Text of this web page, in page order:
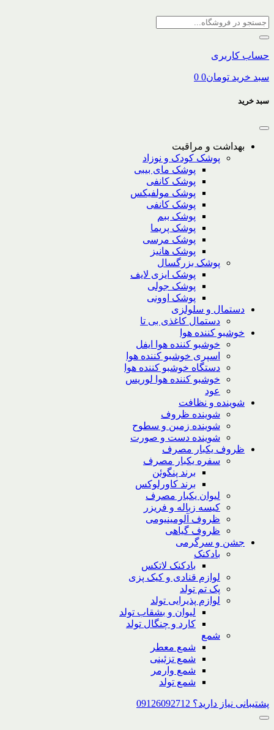
حساب کاربری
سبد خرید تومان0
0
سبد خرید
بهداشت و مراقبت
پوشک کودک و نوزاد
پوشک مای بیبی
پوشک کانفی
پوشک مولفیکس
پوشک کانفی
پوشک ببم
پوشک پریما
پوشک مرسی
پوشک هانیز
پوشک بزرگسال
پوشک ایزی لایف
پوشک جولی
پوشک اوونی
دستمال و سلولزی
دستمال کاغذی بی تا
خوشبو کننده هوا
خوشبو کننده هوا ایفل
اسپری خوشبو کننده هوا
دستگاه خوشبو کننده هوا
خوشبو کننده هوا لوریس
عود
شوینده و نظافت
شوینده ظروف
شوینده زمین و سطوح
شوینده دست و صورت
ظروف یکبار مصرف
سفره یکبار مصرف
برند پنگوئن
برند کاورلوکس
لیوان یکبار مصرف
کیسه زباله و فریزر
ظروف آلومینیومی
ظروف گیاهی
جشن و سرگرمی
بادکنک
بادکنک لاتکس
لوازم قنادی و کیک پزی
پک تم تولد
لوازم پذیرایی تولد
لیوان و بشقاب تولد
کارد و چنگال تولد
شمع
شمع معطر
شمع تزئینی
شمع وارمر
شمع تولد
پشتیبانی نیاز دارید؟ 09126092712